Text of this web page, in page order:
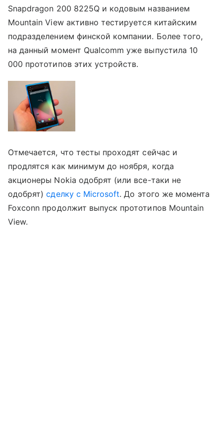
Snapdragon 200 8225Q и кодовым названием
Mountain View активно тестируется китайским
подразделением финской компании. Более того,
на данный момент Qualcomm уже выпустила 10
000 прототипов этих устройств.
Отмечается, что тесты проходят сейчас и
продлятся как минимум до ноября, когда
акционеры Nokia одобрят (или все-таки не
одобрят)сделку с Microsoft. До этого же момента
Foxconn продолжит выпуск прототипов Mountain
View.